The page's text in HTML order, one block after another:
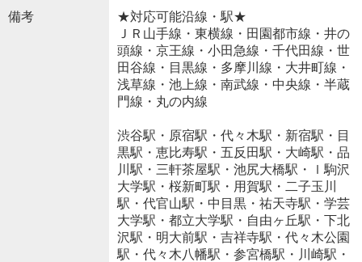
備考
★対応可能沿線・駅★
ＪＲ山手線・東横線・田園都市線・井の
頭線・京王線・小田急線・千代田線・世
田谷線・目黒線・多摩川線・大井町線・
浅草線・池上線・南武線・中央線・半蔵
門線・丸の内線
渋谷駅・原宿駅・代々木駅・新宿駅・目
黒駅・恵比寿駅・五反田駅・大崎駅・品
川駅・三軒茶屋駅・池尻大橋駅・ｌ駒沢
大学駅・桜新町駅・用賀駅・二子玉川
駅・代官山駅・中目黒・祐天寺駅・学芸
大学駅・都立大学駅・自由ヶ丘駅・下北
沢駅・明大前駅・吉祥寺駅・代々木公園
駅・代々木八幡駅・参宮橋駅・川崎駅・